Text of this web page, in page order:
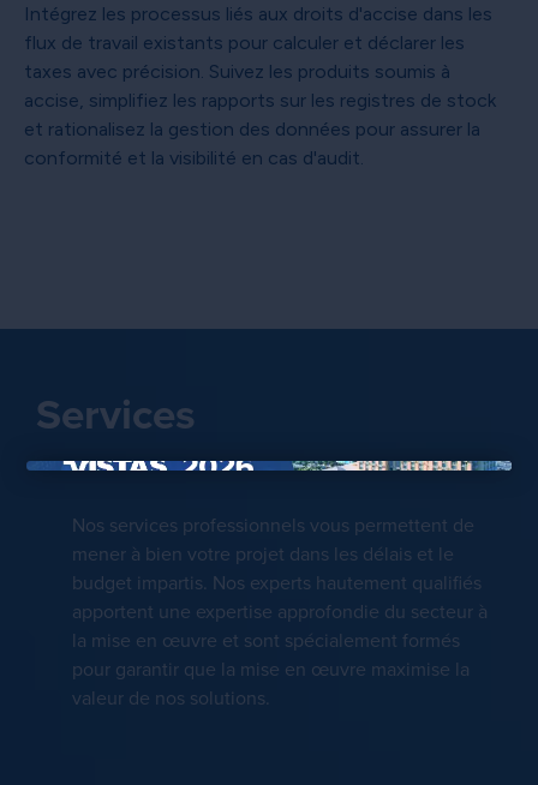
Intégrez les processus liés aux droits d'accise dans les
flux de travail existants pour calculer et déclarer les
taxes avec précision. Suivez les produits soumis à
accise, simplifiez les rapports sur les registres de stock
et rationalisez la gestion des données pour assurer la
conformité et la visibilité en cas d'audit.
Services
Nos services professionnels vous permettent de
mener à bien votre projet dans les délais et le
budget impartis. Nos experts hautement qualifiés
apportent une expertise approfondie du secteur à
la mise en œuvre et sont spécialement formés
pour garantir que la mise en œuvre maximise la
valeur de nos solutions.